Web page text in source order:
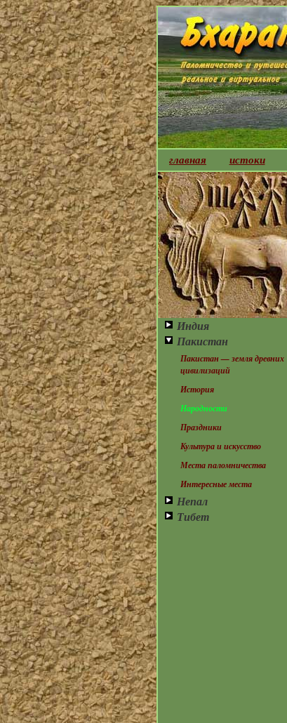
главная истоки
Индия
Пакистан
Пакистан — земля древних
цивилизаций
История
Народности
Праздники
Культура и искусство
Места паломничества
Интересные места
Непал
Тибет